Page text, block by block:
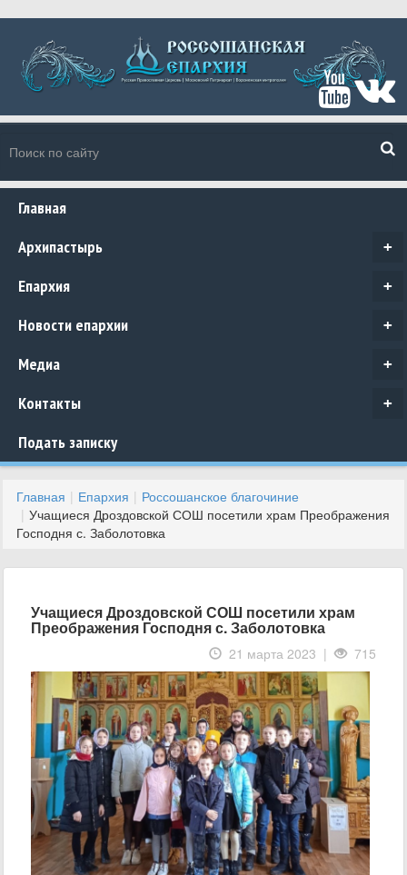
Главная
+
Архипастырь
+
Епархия
+
Новости епархии
+
Медиа
+
Контакты
Подать записку
Главная Епархия
Россошанское благочиние
Учащиеся Дроздовской СОШ посетили храм Преображения
Господня с. Заболотовка
Учащиеся Дроздовской СОШ посетили храм
Преображения Господня с. Заболотовка
21 марта 2023 | 715